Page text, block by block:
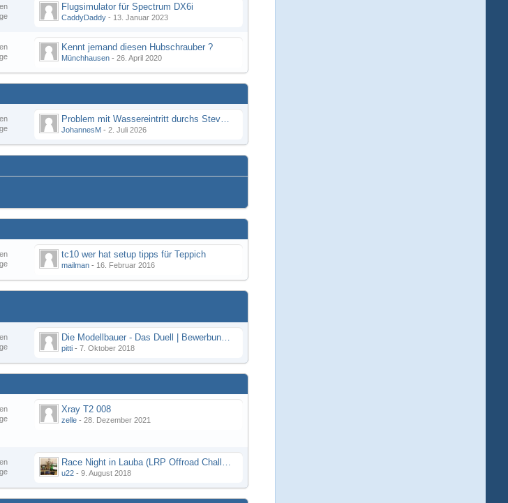
Flugsimulator für Spectrum DX6i
CaddyDaddy - 13. Januar 2023
Kennt jemand diesen Hubschrauber ?
Münchhausen - 26. April 2020
Problem mit Wassereintritt durchs Stevenrohr beim Rennboot
JohannesM - 2. Juli 2026
tc10 wer hat setup tipps für Teppich
mailman - 16. Februar 2016
Die Modellbauer - Das Duell | Bewerbung für neue Staffel bei DMAX *Werbung*
pitti - 7. Oktober 2018
Xray T2 008
zelle - 28. Dezember 2021
Race Night in Lauba (LRP Offroad Challenge und freie Klassen) 25/26.08
u22 - 9. August 2018